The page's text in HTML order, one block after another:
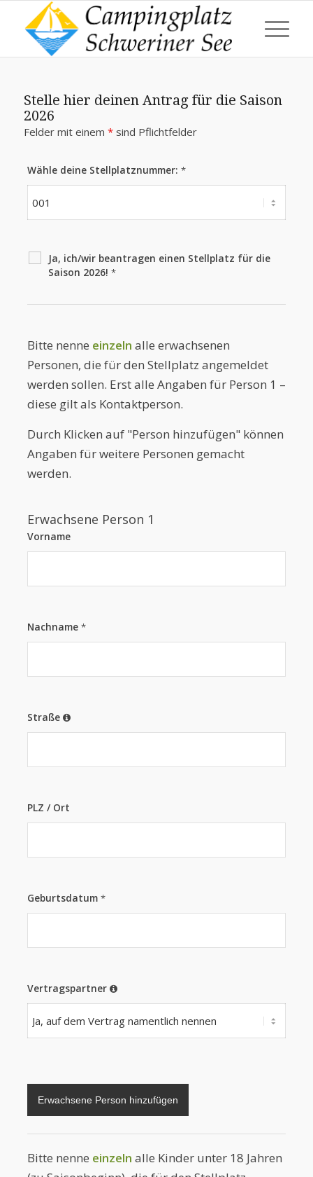
Stelle hier deinen Antrag für die Saison
2026
Felder mit einem *sind Pflichtfelder
Wähle deine Stellplatznummer: *
Ja, ich/wir beantragen einen Stellplatz für die
Saison 2026! *
Bitte nenne einzeln alle erwachsenen
Personen, die für den Stellplatz angemeldet
werden sollen. Erst alle Angaben für Person 1 –
diese gilt als Kontaktperson.
Durch Klicken auf "Person hinzufügen" können
Angaben für weitere Personen gemacht
werden.
Erwachsene Person 1
Vorname
Nachname *
Straße
PLZ / Ort
Geburtsdatum *
Vertragspartner
Erwachsene Person hinzufügen
Bitte nenne einzeln alle Kinder unter 18 Jahren